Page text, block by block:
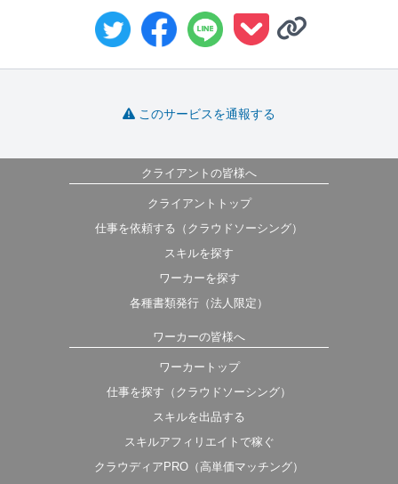
このサービスを通報する
クライアントの皆様へ
クライアントトップ
仕事を依頼する（クラウドソーシング）
スキルを探す
ワーカーを探す
各種書類発行（法人限定）
ワーカーの皆様へ
ワーカートップ
仕事を探す（クラウドソーシング）
スキルを出品する
スキルアフィリエイトで稼ぐ
クラウディアPRO（高単価マッチング）